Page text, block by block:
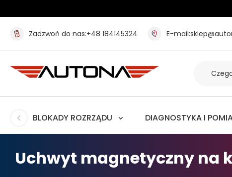
Zadzwoń do nas:+48 184145324 E-mail:
BLOKADY ROZRZĄDU DIAGNOSTYKA I
Uchwyt magnetyczny na